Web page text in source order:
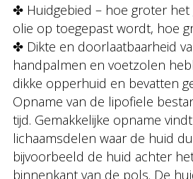
✤ Huidgebied – hoe groter het
olie op toegepast wordt, hoe
✤ Dikte en doorlaatbaarheid
handpalmen en voetzolen
dikke opperhuid en bevatten
Opname van de lipofiele
tijd. Gemakkelijke opname
lichaamsdelen waar de huid
bijvoorbeeld de huid achter
binnenkant van de pols. De